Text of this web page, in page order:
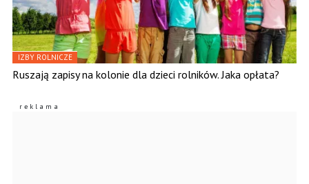
IZBY ROLNICZE
Ruszają zapisy na kolonie dla dzieci rolników. Jaka opłata?